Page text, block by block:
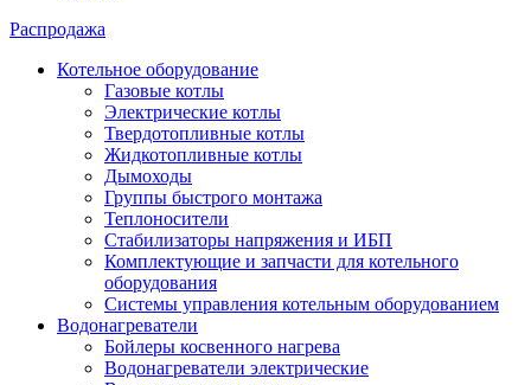
Распродажа
Котельное оборудование
Газовые котлы
Электрические котлы
Твердотопливные котлы
Жидкотопливные котлы
Дымоходы
Группы быстрого монтажа
Теплоносители
Стабилизаторы напряжения и ИБП
Комплектующие и запчасти для котельного
оборудования
Системы управления котельным оборудованием
Водонагреватели
Бойлеры косвенного нагрева
Водонагреватели электрические